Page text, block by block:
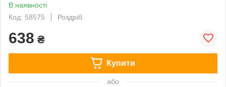
В наявності
Код: 58575
Роздріб
638 ₴
Купити
або